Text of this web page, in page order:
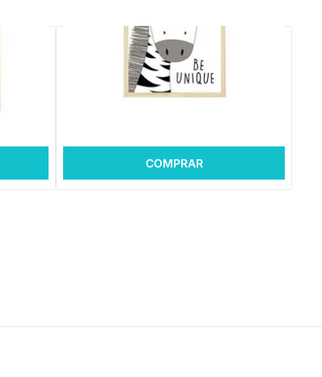
PRONTA ENTREGA
Quadro Mara - Zebra
COMPRAR